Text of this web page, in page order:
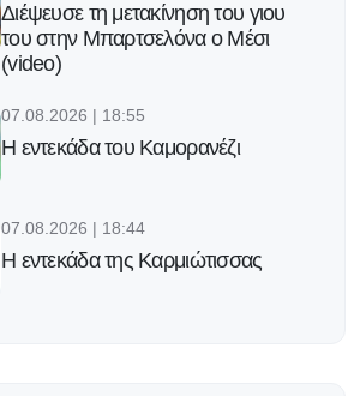
Διέψευσε τη μετακίνηση του γιου
του στην Μπαρτσελόνα ο Μέσι
(video)
07.08.2026 | 18:55
Η εντεκάδα του Καμορανέζι
07.08.2026 | 18:44
Η εντεκάδα της Καρμιώτισσας